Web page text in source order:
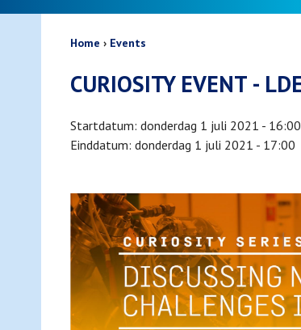
Kruimelpad
Home Events
CURIOSITY EVENT -
Startdatum donderdag 1 juli 2021 - 16:00
Einddatum donderdag 1 juli 2021 - 17:00